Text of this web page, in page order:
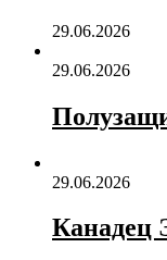
29.06.2026
29.06.2026
29.06.2026
Канадец